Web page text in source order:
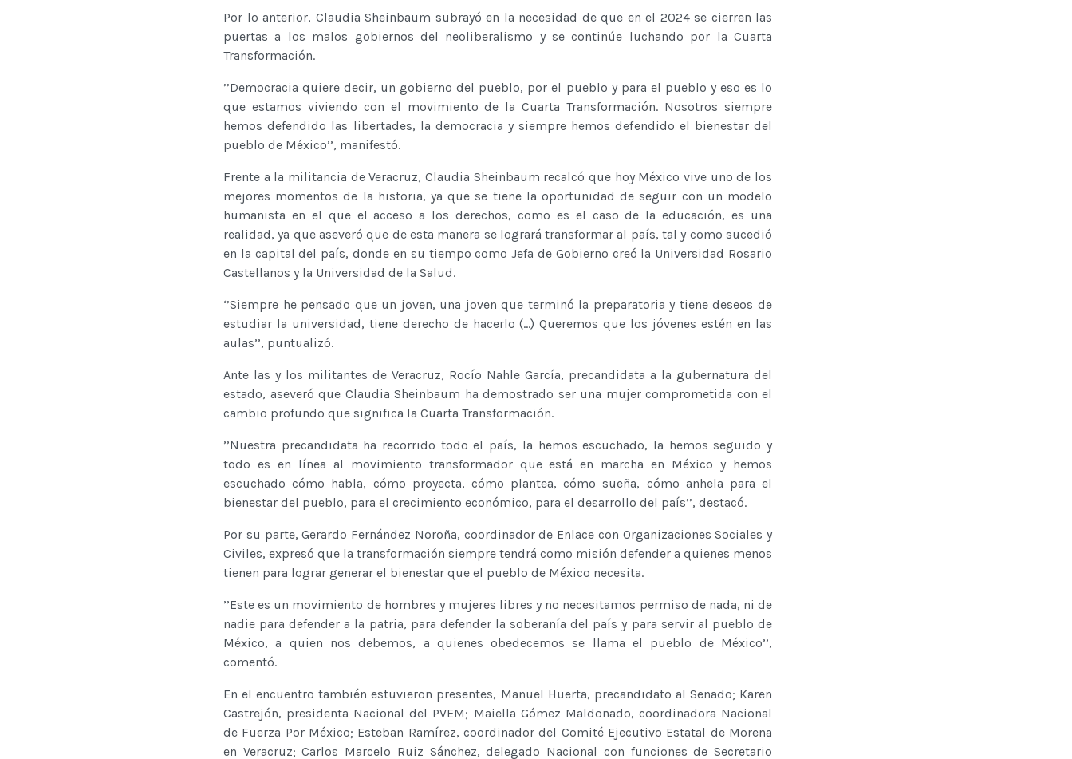
Por lo anterior, Claudia Sheinbaum subrayó en la necesidad de que en el 2024 se cierren las
puertas a los malos gobiernos del neoliberalismo y se continúe luchando por la Cuarta
Transformación.
’’Democracia quiere decir, un gobierno del pueblo, por el pueblo y para el pueblo y eso es lo
que estamos viviendo con el movimiento de la Cuarta Transformación. Nosotros siempre
hemos defendido las libertades, la democracia y siempre hemos defendido el bienestar del
pueblo de México’’, manifestó.
Frente a la militancia de Veracruz, Claudia Sheinbaum recalcó que hoy México vive uno de los
mejores momentos de la historia, ya que se tiene la oportunidad de seguir con un modelo
humanista en el que el acceso a los derechos, como es el caso de la educación, es una
realidad, ya que aseveró que de esta manera se logrará transformar al país, tal y como sucedió
en la capital del país, donde en su tiempo como Jefa de Gobierno creó la Universidad Rosario
Castellanos y la Universidad de la Salud.
‘’Siempre he pensado que un joven, una joven que terminó la preparatoria y tiene deseos de
estudiar la universidad, tiene derecho de hacerlo (...) Queremos que los jóvenes estén en las
aulas’’, puntualizó.
Ante las y los militantes de Veracruz, Rocío Nahle García, precandidata a la gubernatura del
estado, aseveró que Claudia Sheinbaum ha demostrado ser una mujer comprometida con el
cambio profundo que significa la Cuarta Transformación.
’’Nuestra precandidata ha recorrido todo el país, la hemos escuchado, la hemos seguido y
todo es en línea al movimiento transformador que está en marcha en México y hemos
escuchado cómo habla, cómo proyecta, cómo plantea, cómo sueña, cómo anhela para el
bienestar del pueblo, para el crecimiento económico, para el desarrollo del país’’, destacó.
Por su parte, Gerardo Fernández Noroña, coordinador de Enlace con Organizaciones Sociales y
Civiles, expresó que la transformación siempre tendrá como misión defender a quienes menos
tienen para lograr generar el bienestar que el pueblo de México necesita.
’’Este es un movimiento de hombres y mujeres libres y no necesitamos permiso de nada, ni de
nadie para defender a la patria, para defender la soberanía del país y para servir al pueblo de
México, a quien nos debemos, a quienes obedecemos se llama el pueblo de México’’,
comentó.
En el encuentro también estuvieron presentes, Manuel Huerta, precandidato al Senado; Karen
Castrejón, presidenta Nacional del PVEM; Maiella Gómez Maldonado, coordinadora Nacional
de Fuerza Por México; Esteban Ramírez, coordinador del Comité Ejecutivo Estatal de Morena
en Veracruz; Carlos Marcelo Ruiz Sánchez, delegado Nacional con funciones de Secretario